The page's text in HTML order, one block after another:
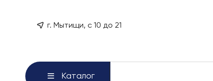
г. Мытищи, с 10 до 21
Каталог